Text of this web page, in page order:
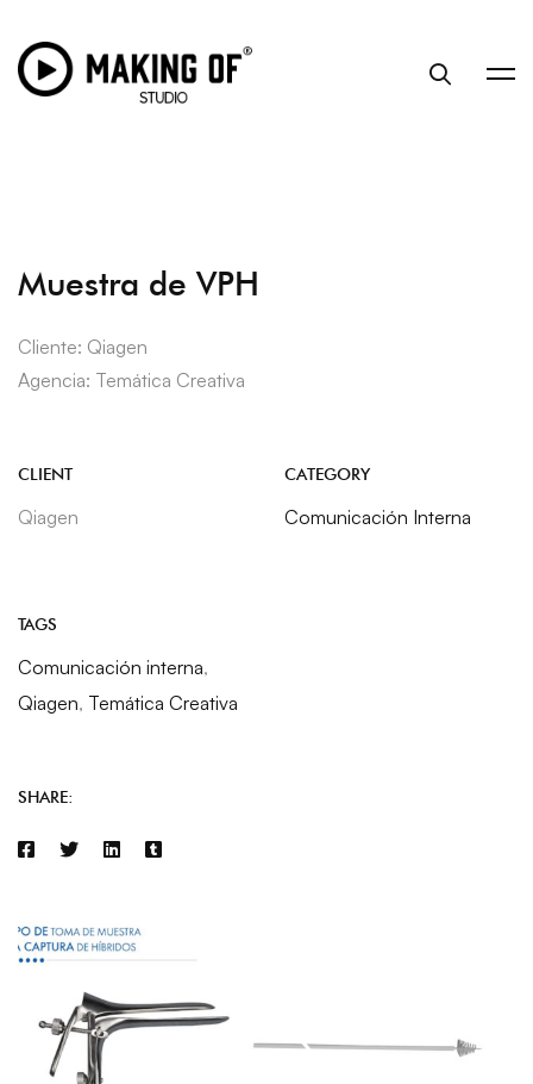
Muestra de VPH
Cliente: Qiagen
Agencia: Temática Creativa
CLIENT
Qiagen
CATEGORY
Comunicación Interna
TAGS
Comunicación interna,
Qiagen, Temática Creativa
SHARE: